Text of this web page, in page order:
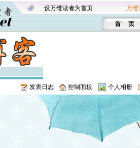
设万维读者为首页 万维
首 页
发表日志 控制面板 个人相册